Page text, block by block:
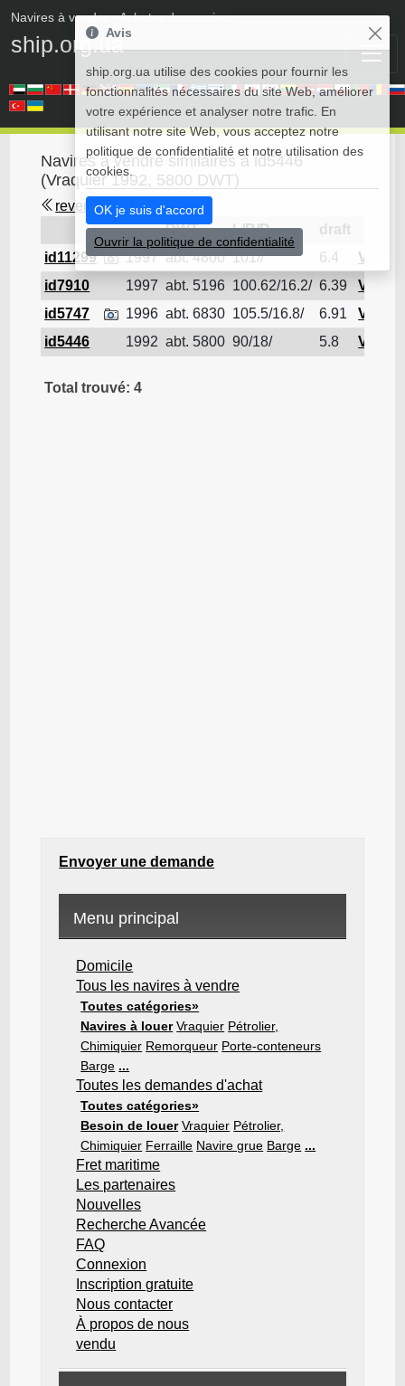
Navires à vendre• Acheter des navires
ship.org.ua
Navires à vendre similaires à id5446
(Vraquier 1992, 5800 DWT)
revenir en arrière
DWT
L/B/D
draft
id11299
1997 abt. 4800 101// 6.4
id7910
1997 abt. 5196 100.62/16.2/ 6.39
id5747
1996 abt. 6830 105.5/16.8/ 6.91
id5446
1992 abt. 5800 90/18/ 5.8
Total trouvé: 4
Envoyer une demande
Menu principal
Domicile
Tous les navires à vendre
Toutes catégories»
Navires à louer Vraquier Pétrolier,
Chimiquier Remorqueur Porte-conteneurs
Barge ...
Toutes les demandes d'achat
Toutes catégories»
Besoin de louer Vraquier Pétrolier,
Chimiquier Ferraille Navire grue Barge ...
Fret maritime
Les partenaires
Nouvelles
Recherche Avancée
FAQ
Connexion
Inscription gratuite
Nous contacter
À propos de nous
vendu
Avis
ship.org.ua utilise des cookies pour fournir les
fonctionnalités nécessaires du site Web, améliorer
votre expérience et analyser notre trafic. En
utilisant notre site Web, vous acceptez notre
politique de confidentialité et notre utilisation des
cookies.
OK je suis d'accord
Ouvrir la politique de confidentialité